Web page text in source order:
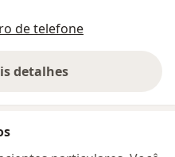
de telefone
detalhes
o endereço